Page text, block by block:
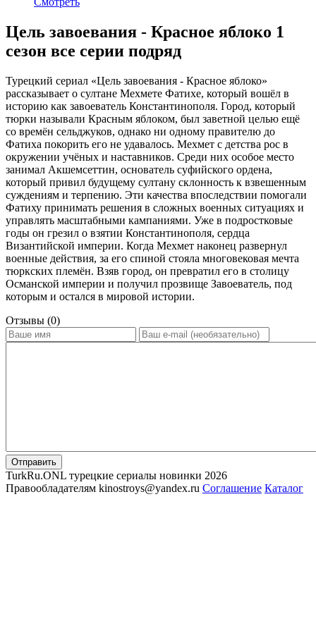
Цель завоевания - Красное яблоко 1
сезон все серии подряд
Турецкий сериал «Цель завоевания - Красное яблоко»
рассказывает о султане Мехмете Фатихе, который вошёл в
историю как завоеватель Константинополя. Город, который
тюрки называли Красным яблоком, был заветной целью ещё
со времён сельджуков, однако ни одному правителю до
Фатиха покорить его не удавалось. Мехмет с детства рос в
окружении учёных и наставников. Среди них особое место
занимал Акшемсеттин, основатель суфийского ордена,
который привил будущему султану склонность к взвешенным
суждениям и терпению. Эти качества впоследствии помогали
Фатиху принимать решения в сложных военных ситуациях и
управлять масштабными кампаниями. Уже в подростковые
годы он грезил о взятии Константинополя, сердца
Византийской империи. Когда Мехмет наконец развернул
военные действия, за его спиной стояла многовековая мечта
тюркских племён. Взяв город, он превратил его в столицу
Османской империи и получил прозвище Завоеватель, под
которым и остался в мировой истории.
Отзывы (0)
Отправить
TurkRu.ONL турецкие сериалы новинки 2026
Правообладателям kinostroys@yandex.ru Соглашение Каталог